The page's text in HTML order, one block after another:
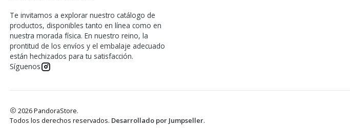
Te invitamos a explorar nuestro catálogo de
productos, disponibles tanto en línea como en
nuestra morada física. En nuestro reino, la
prontitud de los envíos y el embalaje adecuado
están hechizados para tu satisfacción.
Síguenos
2026 PandoraStore.
Todos los derechos reservados. Desarrollado por Jumpseller.